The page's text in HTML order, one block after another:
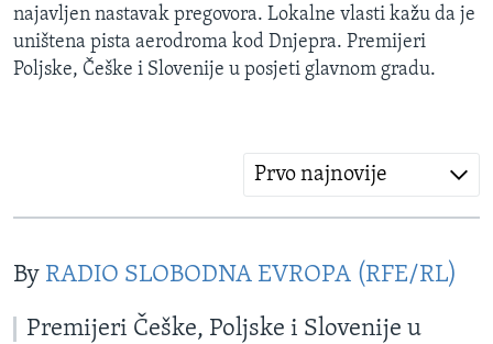
Jezici
najavljen nastavak pregovora. Lokalne vlasti kažu da je
uništena pista aerodroma kod Dnjepra. Premijeri
Poljske, Češke i Slovenije u posjeti glavnom gradu.
Prvo najnovije
By RADIO SLOBODNA EVROPA (RFE/RL)
Premijeri Češke, Poljske i Slovenije u